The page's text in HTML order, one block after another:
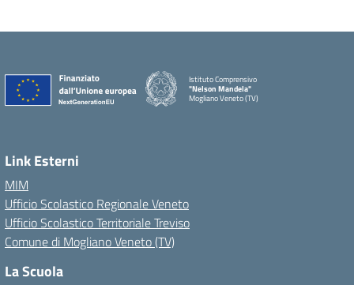
Istituto Comprensivo
"Nelson Mandela"
Mogliano Veneto (TV)
Link Esterni
MIM
Ufficio Scolastico Regionale Veneto
Ufficio Scolastico Territoriale Treviso
Comune di Mogliano Veneto (TV)
La Scuola